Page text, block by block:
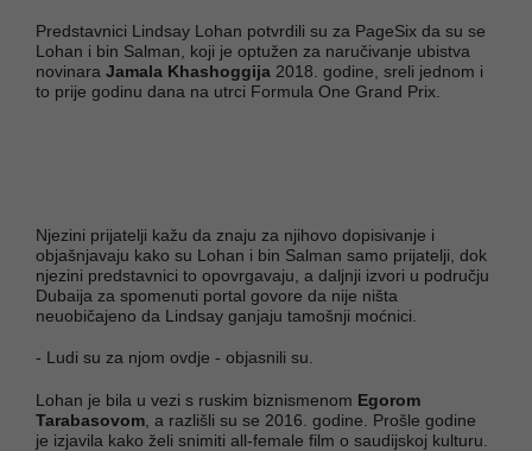
Predstavnici Lindsay Lohan potvrdili su za PageSix da su se
Lohan i bin Salman, koji je optužen za naručivanje ubistva
novinara Jamala Khashoggija 2018. godine, sreli jednom i
to prije godinu dana na utrci Formula One Grand Prix.
Njezini prijatelji kažu da znaju za njihovo dopisivanje i
objašnjavaju kako su Lohan i bin Salman samo prijatelji, dok
njezini predstavnici to opovrgavaju, a daljnji izvori u području
Dubaija za spomenuti portal govore da nije ništa
neuobičajeno da Lindsay ganjaju tamošnji moćnici.
- Ludi su za njom ovdje - objasnili su.
Lohan je bila u vezi s ruskim biznismenom Egorom
Tarabasovom , a razlišli su se 2016. godine. Prošle godine
je izjavila kako želi snimiti all-female film o saudijskoj kulturu.